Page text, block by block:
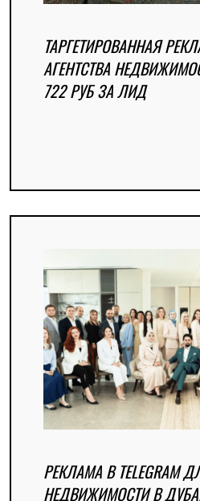
ТАРГЕТИРОВАННАЯ
АГЕНТСТВА
722 РУБ ЗА ЛИД
РЕКЛАМА В TELEGRAM
НЕДВИЖИМОСТИ В